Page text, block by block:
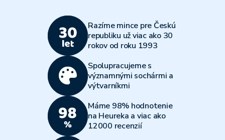
Razíme mince pre Českú
republiku už viac ako 30
rokov od roku 1993
Spolupracujeme s
významnými sochármi a
výtvarníkmi
Máme 98% hodnotenie
na Heureka a viac ako
12000 recenzií